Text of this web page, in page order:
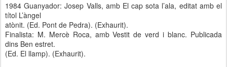
1984 Guanyador: Josep Valls, amb El cap sota l’ala, editat amb el
títol L’àngel
atònit. (Ed. Pont de Pedra). (Exhaurit).
Finalista: M. Mercè Roca, amb Vestit de verd i blanc. Publicada
dins Ben estret.
(Ed. El llamp). (Exhaurit).